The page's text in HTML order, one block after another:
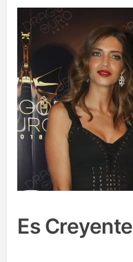
Es Creyente